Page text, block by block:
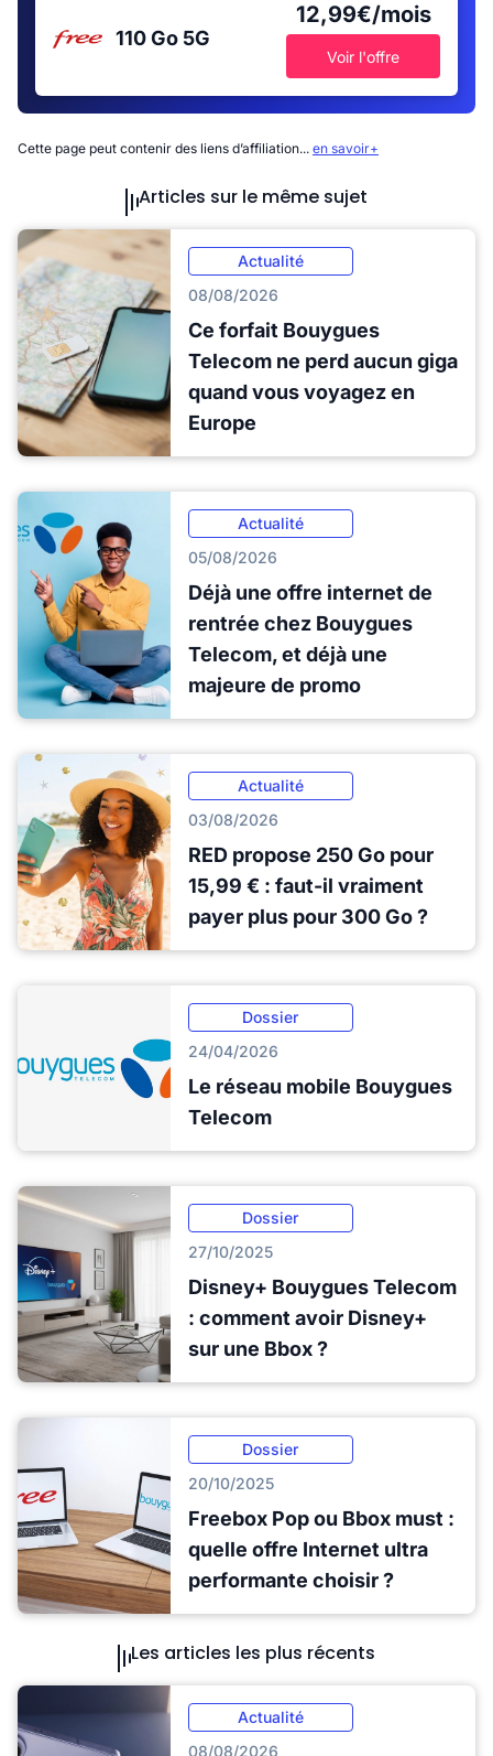
110 Go 5G
12,99€/mois
Voir l'offre
Cette page peut contenir des liens d’affiliation... en savoir+
Articles sur le même sujet
Actualité
08/08/2026
Ce forfait Bouygues
Telecom ne perd aucun giga
quand vous voyagez en
Europe
Actualité
05/08/2026
Déjà une offre internet de
rentrée chez Bouygues
Telecom, et déjà une
majeure de promo
Actualité
03/08/2026
RED propose 250 Go pour
15,99 € : faut-il vraiment
payer plus pour 300 Go ?
Dossier
24/04/2026
Le réseau mobile Bouygues
Telecom
Dossier
27/10/2025
Disney+ Bouygues Telecom
: comment avoir Disney+
sur une Bbox ?
Dossier
20/10/2025
Freebox Pop ou Bbox must :
quelle offre Internet ultra
performante choisir ?
Les articles les plus récents
Actualité
08/08/2026